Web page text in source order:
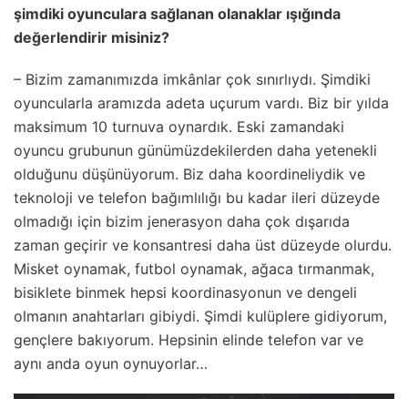
şimdiki oyunculara sağlanan olanaklar ışığında
değerlendirir misiniz?
– Bizim zamanımızda imkânlar çok sınırlıydı. Şimdiki
oyuncularla aramızda adeta uçurum vardı. Biz bir yılda
maksimum 10 turnuva oynardık. Eski zamandaki
oyuncu grubunun günümüzdekilerden daha yetenekli
olduğunu düşünüyorum. Biz daha koordineliydik ve
teknoloji ve telefon bağımlılığı bu kadar ileri düzeyde
olmadığı için bizim jenerasyon daha çok dışarıda
zaman geçirir ve konsantresi daha üst düzeyde olurdu.
Misket oynamak, futbol oynamak, ağaca tırmanmak,
bisiklete binmek hepsi koordinasyonun ve dengeli
olmanın anahtarları gibiydi. Şimdi kulüplere gidiyorum,
gençlere bakıyorum. Hepsinin elinde telefon var ve
aynı anda oyun oynuyorlar…